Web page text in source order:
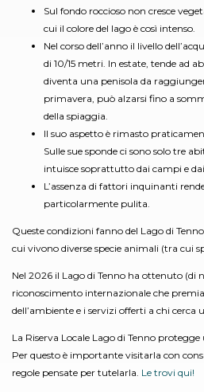
Sul fondo roccioso non cresce
cui il colore del lago è così intenso.
Nel corso dell’anno il livello
di 10/15 metri. In estate, tende ad
diventa una penisola da
primavera, può alzarsi fino a
della spiaggia.
Il suo aspetto è rimasto
Sulle sue sponde ci sono solo tre
intuisce soprattutto dai campi e
L’assenza di fattori inquinanti
particolarmente pulita.
Queste condizioni fanno del Lago di
cui vivono diverse specie animali (tra cui
Nel 2026 il Lago di Tenno ha ottenuto (di
riconoscimento internazionale che
dell’ambiente e i servizi offerti a chi cerca
La Riserva Locale Lago di Tenno
Per questo è importante visitarla con
regole pensate per tutelarla. Le trovi qui!